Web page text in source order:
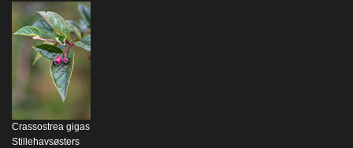
Crassostrea gigas
Stillehavsøsters